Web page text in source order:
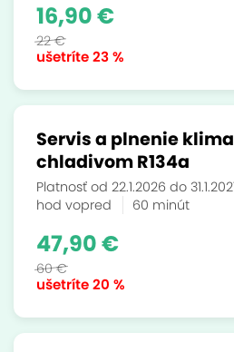
ušetríte23 %
16,90 €
22 €
Servis a plnenie
chladivom R134a
Platnosť od 22.1.2026 do
hod vopred
60 minút
ušetríte20 %
47,90 €
60 €